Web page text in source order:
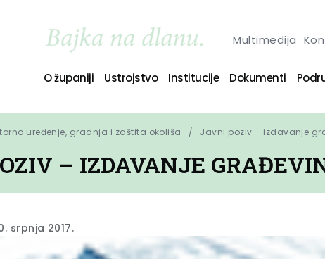
Multimedija
O županiji Ustrojstvo Institucije Dokumenti
uređenje, gradnja i zaštita okoliša Javni poziv – izdavanje
– IZDAVANJE
srpnja 2017.